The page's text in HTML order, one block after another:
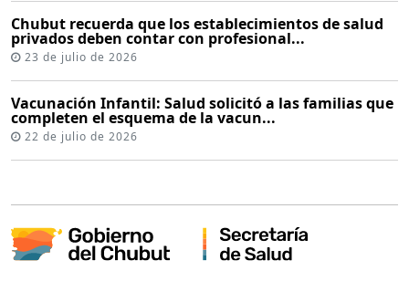
Chubut recuerda que los establecimientos de salud
privados deben contar con profesional...
23 de julio de 2026
Vacunación Infantil: Salud solicitó a las familias que
completen el esquema de la vacun...
22 de julio de 2026